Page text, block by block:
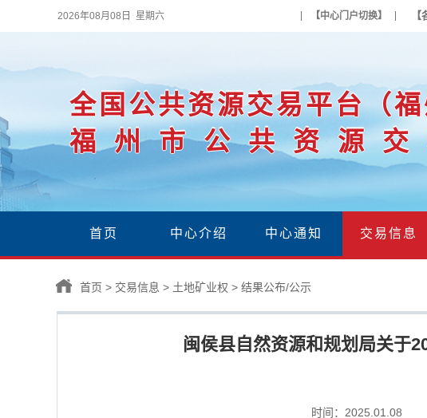
2026年08月08日 星期六 【中心门户切换】 【
全国公共资源交易平台（福
福州市公共资源
首页 中心介绍 中心通知 交易信息
首页 > 交易信息 > 土地矿业权 > 结果公布/公示
闽侯县自然资源和规划局关于
时间：2025.01.08